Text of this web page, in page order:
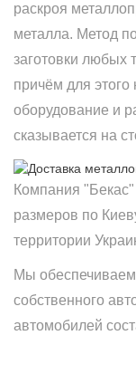
раскроя
металла. Метод
заготовки любых
причём для этого
оборудование и
сказывается на
Компания
размеров по
территории
Мы
собственного
автомобилей